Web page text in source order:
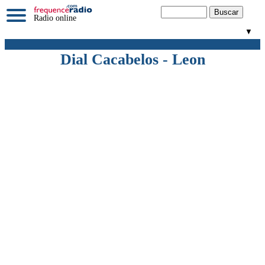
Radio online
▼
Dial Cacabelos - Leon